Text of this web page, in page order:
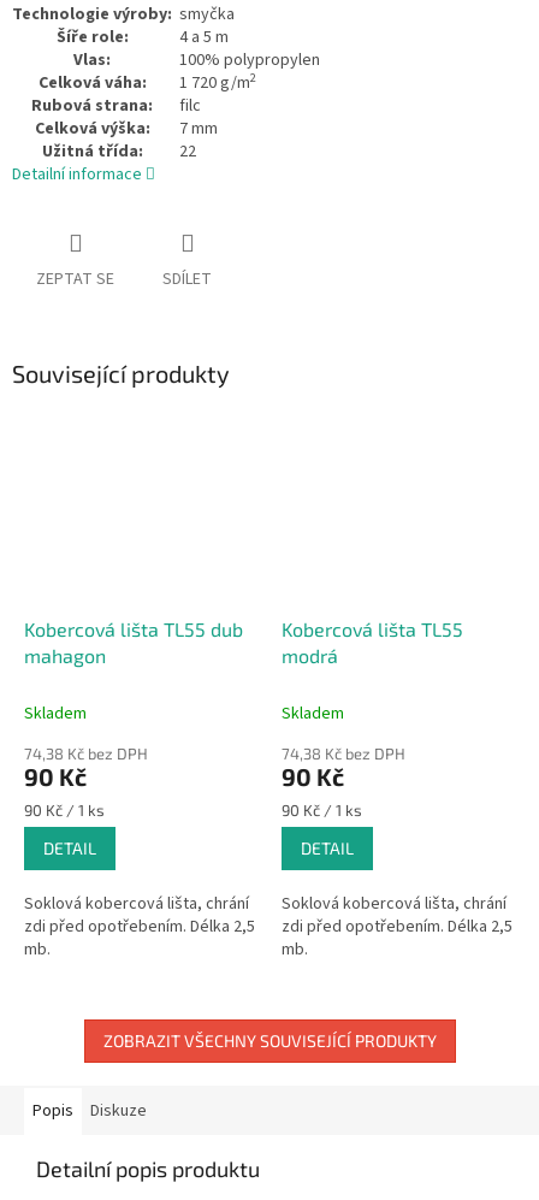
Technologie výroby: smyčka
Šíře role:
4 a 5 m
Vlas:
100% polypropylen
Celková váha:
1 720 g/m2
Rubová strana:
filc
Celková výška:
7 mm
Užitná třída:
22
Detailní informace
ZEPTAT SE SDÍLET
Související produkty
Kobercová lišta TL55 dub
mahagon
Skladem
74,38 Kč bez DPH
90 Kč
Měrná
cena:
90 Kč / 1 ks
DETAIL
Soklová kobercová lišta, chrání
zdi před opotřebením. Délka 2,5
mb.
Kobercová lišta TL55
modrá
Skladem
74,38 Kč bez DPH
90 Kč
Měrná
cena:
90 Kč / 1 ks
DETAIL
Soklová kobercová lišta, chrání
zdi před opotřebením. Délka 2,5
mb.
ZOBRAZIT VŠECHNY SOUVISEJÍCÍ PRODUKTY
Popis Diskuze
Detailní popis produktu